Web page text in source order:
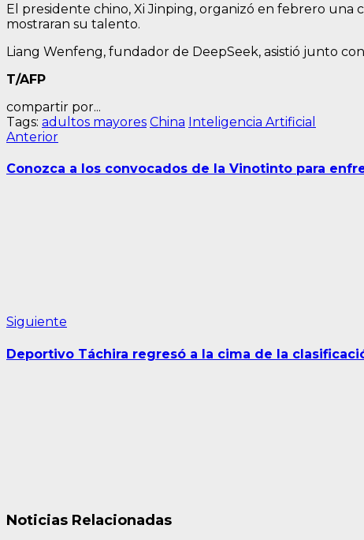
El presidente chino, Xi Jinping, organizó en febrero
mostraran su talento.
Liang Wenfeng, fundador de DeepSeek, asistió junto
T/AFP
compartir por...
Tags: adultos mayores China Inteligencia Artificial
Navegación
de
AnteriorEntrada
Conozca a los convocados de la Vinotinto para
Siguiente
Deportivo Táchira regresó a la cima de la
Noticias Relacionadas